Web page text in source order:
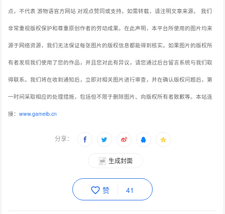
点，不代表 游物语官方网站 对观点赞同或支持。如需转载，请注明文章来源。 我们
非常重视版权保护和尊重原创作者的劳动成果。在此声明，本平台所使用的图片均来
源于网络资源，我们无法保证每张图片的版权信息都能得到核实。如果图片的版权所
有者发现我们使用了您的作品，并且您对此有异议，请您通过后台留言系统与我们取
得联系。我们将在收到通知后，立即对相关图片进行审查，并在确认版权问题后，第
一时间采取相应的处理措施，包括但不限于删除图片、向版权所有者致歉等。本站连
接：www.gameib.cn
分享：
生成封面
赞 41